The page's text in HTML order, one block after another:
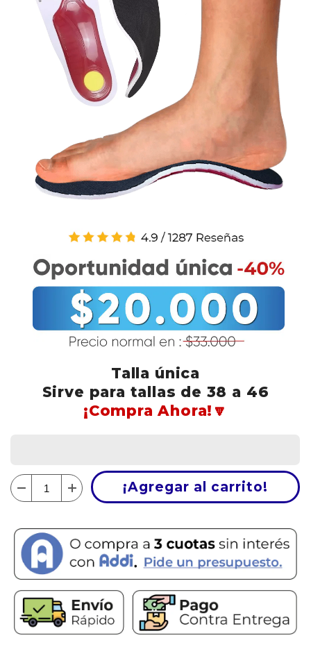
Talla única
Sirve para tallas de 38 a 46
¡Compra Ahora!🔽
¡Agregar al carrito!